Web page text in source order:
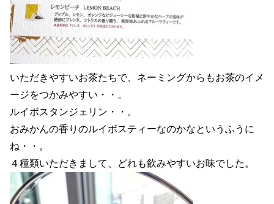
いただきやすいお茶たちで、ネーミングからもお茶のイメ
ージをつかみやすい・・。
ルイボスタンジェリン・・。
おみかんの香りのルイボスティーなのかなというふうに
ね・・。
４種類いただきまして、どれも飲みやすいお味でした。